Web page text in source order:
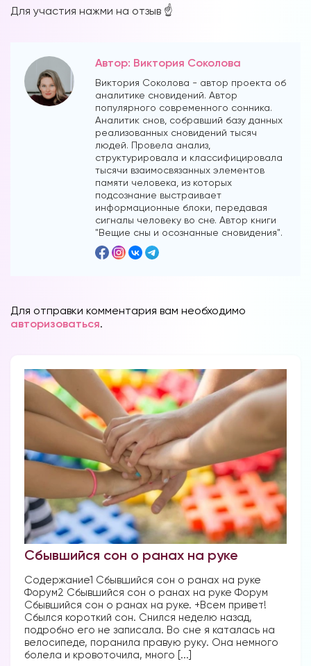
Для участия нажми на отзыв ☝️
Автор: Виктория Соколова
Виктория Соколова - автор проекта об
аналитике сновидений. Автор
популярного современного сонника.
Аналитик снов, собравший базу данных
реализованных сновидений тысяч
людей. Провела анализ,
структурировала и классифицировала
тысячи взаимосвязанных элементов
памяти человека, из которых
подсознание выстраивает
информационные блоки, передавая
сигналы человеку во сне. Автор книги
"Вещие сны и осознанные сновидения".
Для отправки комментария вам необходимо
авторизоваться.
Сбывшийся сон о ранах на руке
Содержание1 Сбывшийся сон о ранах на руке
Форум2 Сбывшийся сон о ранах на руке Форум
Сбывшийся сон о ранах на руке. +Всем привет!
Сбылся короткий сон. Снился неделю назад,
подробно его не записала. Во сне я каталась на
велосипеде, поранила правую руку. Она немного
болела и кровоточила, много [...]